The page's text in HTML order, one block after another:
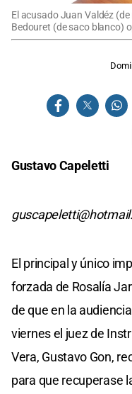
El acusado Juan Valdéz
Bedouret (de saco blanco)
Gustavo Capeletti
El principal y único
forzada de Rosalía
de que en la
viernes el juez de
Vera, Gustavo Gon,
para que recuperase